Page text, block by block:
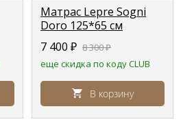
Матрас Lepre Sogni
Doro 125*65 см
7 400 ₽ 8 300₽
еще скидка по коду CLUB
В корзину